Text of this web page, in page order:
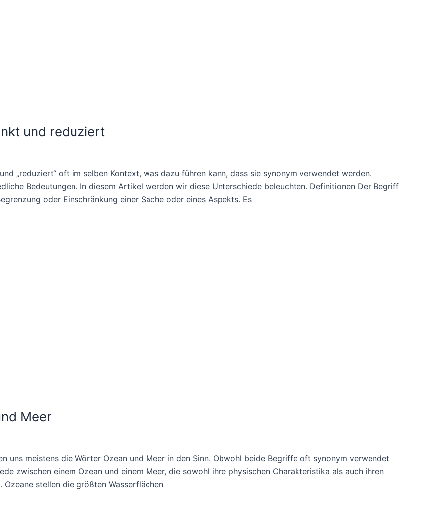
und reduziert
„reduziert“ oft im selben Kontext, was dazu führen kann, dass sie synonym verwendet werden.
Bedeutungen. In diesem Artikel werden wir diese Unterschiede beleuchten. Definitionen Der Begriff
oder Einschränkung einer Sache oder eines Aspekts. Es
Meer
uns meistens die Wörter Ozean und Meer in den Sinn. Obwohl beide Begriffe oft synonym verwendet
zwischen einem Ozean und einem Meer, die sowohl ihre physischen Charakteristika als auch ihren
stellen die größten Wasserflächen